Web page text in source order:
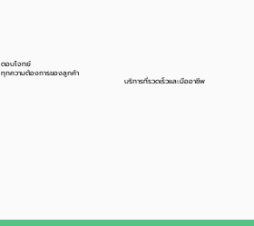
ตอบโจทย์
ทุกความต้องการของลูกค้า
บริการที่รวดเร็วและมืออาชีพ